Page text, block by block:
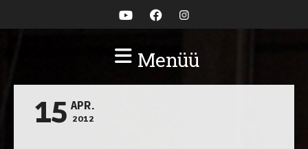
Menüü
15 APR.
2012